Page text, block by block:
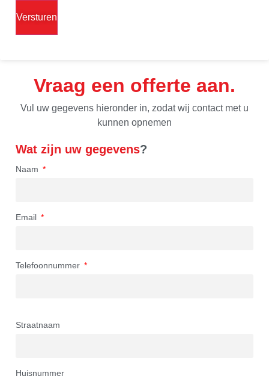
Vraag een offerte aan
Vul uw gegevens hieronder in, zodat wij contact met u
kunnen opnemen
Wat zijn uw gegevens?
Naam
Email
Telefoonnummer
Straatnaam
Huisnummer